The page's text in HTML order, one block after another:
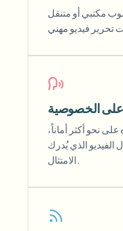
مكتبي أو متنقل
على الخصوصية
نحو أكثر أماناً،
الفيديو الذي يُدرك